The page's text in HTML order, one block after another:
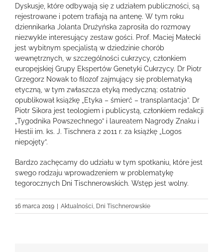
Dyskusje, które odbywają się z udziałem publiczności, są
rejestrowane i potem trafiają na antenę. W tym roku
dziennikarka Jolanta Drużyńska zaprosiła do rozmowy
niezwykle interesujący zestaw gości. Prof. Maciej Małecki
jest wybitnym specjalistą w dziedzinie chorób
wewnętrznych, w szczególności cukrzycy, członkiem
europejskiej Grupy Ekspertów Genetyki Cukrzycy. Dr Piotr
Grzegorz Nowak to filozof zajmujący się problematyką
etyczną, w tym zwłaszcza etyką medyczną; ostatnio
opublikował książkę „Etyka – śmierć – transplantacja”. Dr
Piotr Sikora jest teologiem i publicystą, członkiem redakcji
„Tygodnika Powszechnego” i laureatem Nagrody Znaku i
Hestii im. ks. J. Tischnera z 2011 r. za książkę „Logos
niepojęty”.
Bardzo zachęcamy do udziału w tym spotkaniu, które jest
swego rodzaju wprowadzeniem w problematykę
tegorocznych Dni Tischnerowskich. Wstęp jest wolny.
16 marca 2019 Aktualności, Dni Tischnerowskie